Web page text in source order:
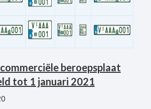
beroepsplaat
tot 1 januari 2021